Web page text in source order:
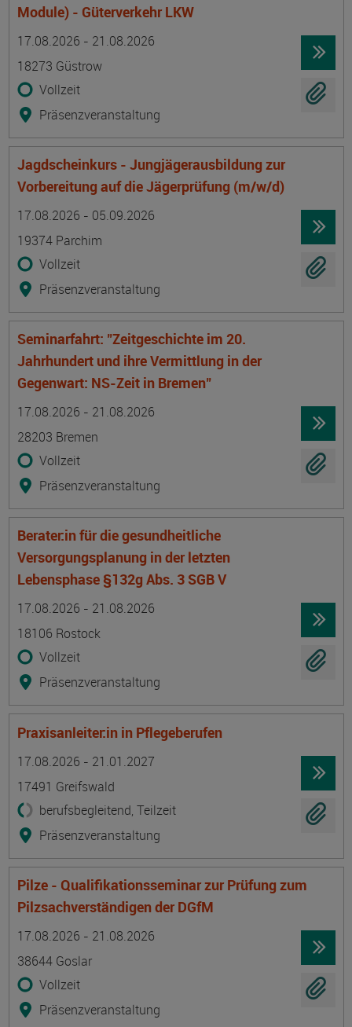
Module) - Güterverkehr LKW
17.08.2026 - 21.08.2026
18273 Güstrow
Vollzeit
Präsenzveranstaltung
Jagdscheinkurs - Jungjägerausbildung zur
Vorbereitung auf die Jägerprüfung (m/w/d)
17.08.2026 - 05.09.2026
19374 Parchim
Vollzeit
Präsenzveranstaltung
Seminarfahrt: "Zeitgeschichte im 20.
Jahrhundert und ihre Vermittlung in der
Gegenwart: NS-Zeit in Bremen"
17.08.2026 - 21.08.2026
28203 Bremen
Vollzeit
Präsenzveranstaltung
Berater:in für die gesundheitliche
Versorgungsplanung in der letzten
Lebensphase §132g Abs. 3 SGB V
17.08.2026 - 21.08.2026
18106 Rostock
Vollzeit
Präsenzveranstaltung
Praxisanleiter:in in Pflegeberufen
17.08.2026 - 21.01.2027
17491 Greifswald
berufsbegleitend, Teilzeit
Präsenzveranstaltung
Pilze - Qualifikationsseminar zur Prüfung zum
Pilzsachverständigen der DGfM
17.08.2026 - 21.08.2026
38644 Goslar
Vollzeit
Präsenzveranstaltung